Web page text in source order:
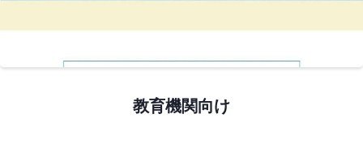
教育機関向け